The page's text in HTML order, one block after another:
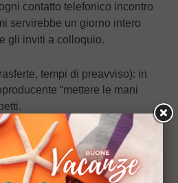
contatto telefonico incontro
servirebbe un giorno intero
gli inviti a colloquio.
tempi di preavviso): in
“mettere le mani
informano su degli aspetti che
nelle scelte professionali.
tempo si passa in
vicina a casa, se si avrà un